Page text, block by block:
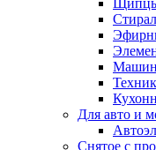
Для авто и
Снятое с